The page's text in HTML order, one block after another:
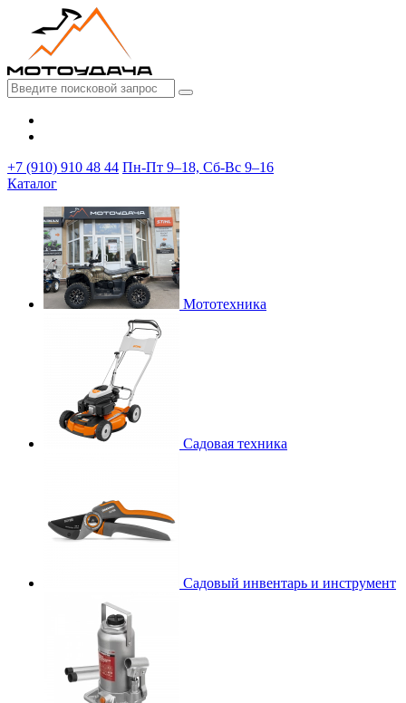
+7 (910) 910 48 44 Пн-Пт 9–18, Сб-Вс 9–16
Каталог
Мототехника
Садовая техника
Садовый инвентарь и инструмент